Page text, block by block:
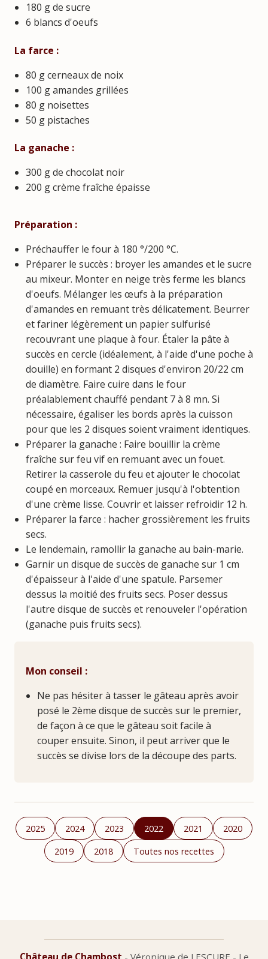
180 g de sucre
6 blancs d'oeufs
La farce :
80 g cerneaux de noix
100 g amandes grillées
80 g noisettes
50 g pistaches
La ganache :
300 g de chocolat noir
200 g crème fraîche épaisse
Préparation :
Préchauffer le four à 180 °/200 °C.
Préparer le succès : broyer les amandes et le sucre
au mixeur. Monter en neige très ferme les blancs
d'oeufs. Mélanger les œufs à la préparation
d'amandes en remuant très délicatement. Beurrer
et fariner légèrement un papier sulfurisé
recouvrant une plaque à four. Étaler la pâte à
succès en cercle (idéalement, à l'aide d'une poche à
douille) en formant 2 disques d'environ 20/22 cm
de diamètre. Faire cuire dans le four
préalablement chauffé pendant 7 à 8 mn. Si
nécessaire, égaliser les bords après la cuisson
pour que les 2 disques soient vraiment identiques.
Préparer la ganache : Faire bouillir la crème
fraîche sur feu vif en remuant avec un fouet.
Retirer la casserole du feu et ajouter le chocolat
coupé en morceaux. Remuer jusqu'à l'obtention
d'une crème lisse. Couvrir et laisser refroidir 12 h.
Préparer la farce : hacher grossièrement les fruits
secs.
Le lendemain, ramollir la ganache au bain-marie.
Garnir un disque de succès de ganache sur 1 cm
d'épaisseur à l'aide d'une spatule. Parsemer
dessus la moitié des fruits secs. Poser dessus
l'autre disque de succès et renouveler l'opération
(ganache puis fruits secs).
Mon conseil :
Ne pas hésiter à tasser le gâteau après avoir
posé le 2ème disque de succès sur le premier,
de façon à ce que le gâteau soit facile à
couper ensuite. Sinon, il peut arriver que le
succès se divise lors de la découpe des parts.
2025 2024 2023 2022 2021
2020
2019
2018 Toutes nos recettes